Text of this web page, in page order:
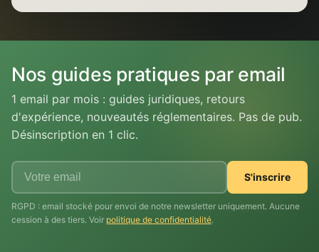
Nos guides pratiques par email
1 email par mois : guides juridiques, retours
d'expérience, nouveautés réglementaires. Pas de pub.
Désinscription en 1 clic.
S'inscrire
RGPD : email stocké pour envoi de notre newsletter uniquement. Aucune
cession à des tiers. Voir politique de confidentialité.